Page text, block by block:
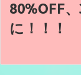
80%OFF
に！！！